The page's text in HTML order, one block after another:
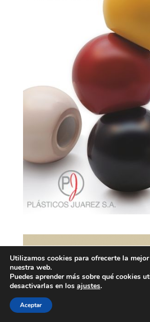
Utilizamos cookies para ofrecerte la
nuestra web.
Puedes aprender más sobre qué cookies
desactivarlas en los ajustes.
Aceptar